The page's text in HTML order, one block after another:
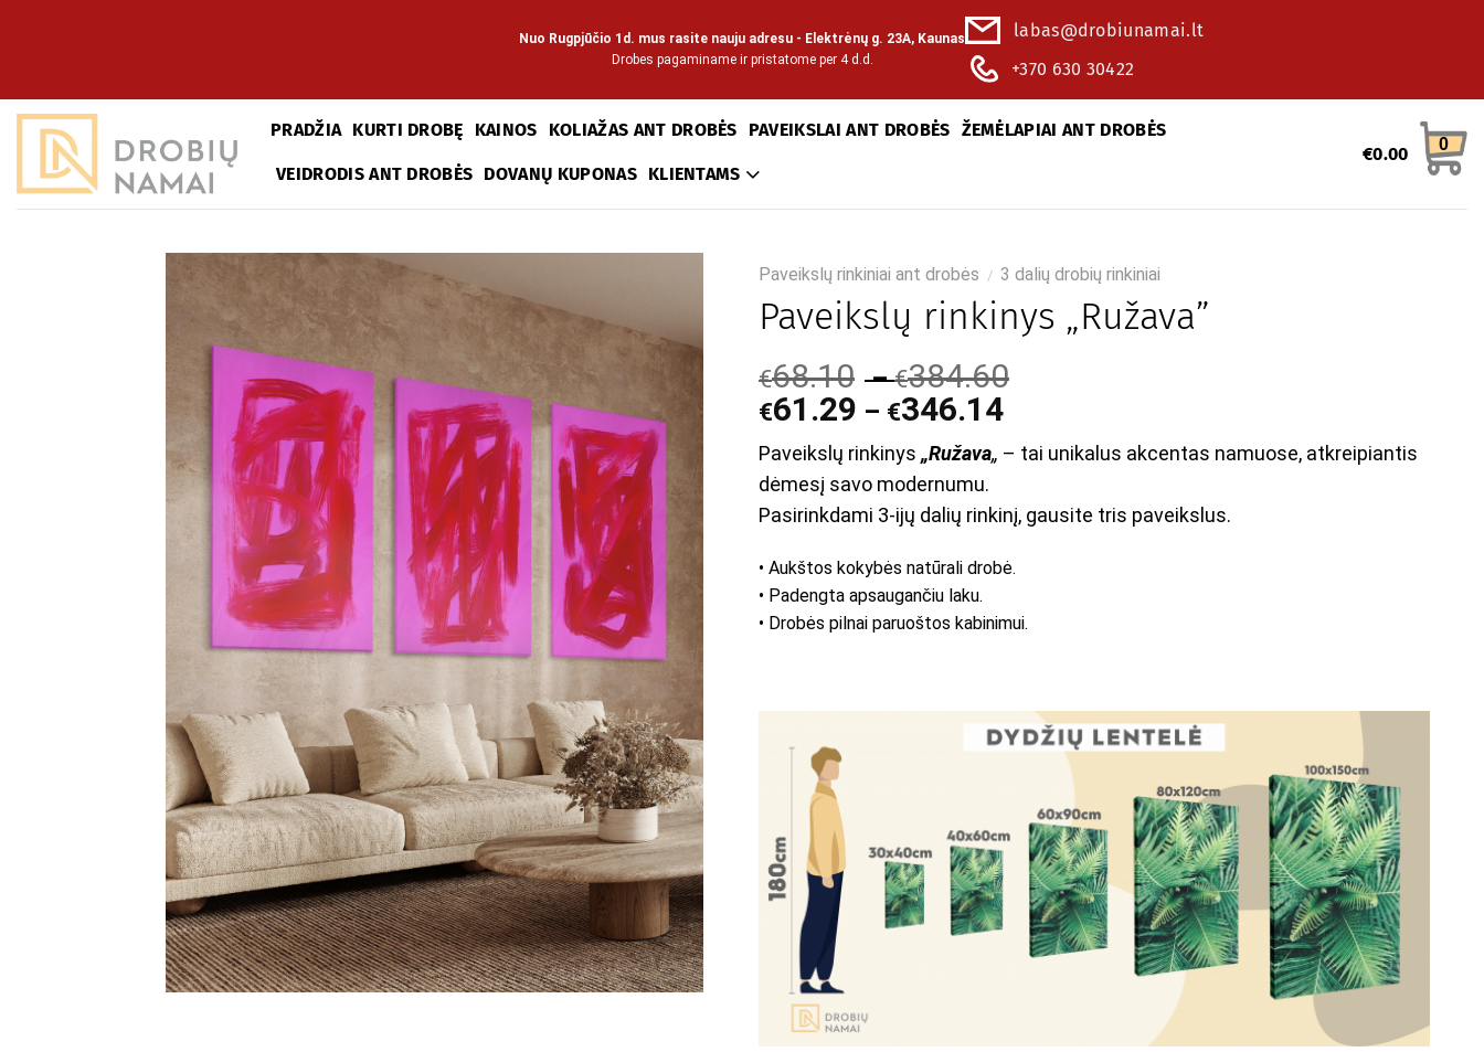
Nuo Rugpjūčio 1d. mus rasite nauju adresu - Elektrėnų g. 23A, Kaunas
Drobes pagaminame ir pristatome per 4 d.d.
labas@drobiunamai.lt
+370 630 30422
PRADŽIA KURTI DROBĘ KAINOS KOLIAŽAS ANT DROBĖS PAVEIKSLAI ANT DROBĖS ŽEMĖLAPIAI ANT DROBĖS
VEIDRODIS ANT DROBĖS DOVANŲ KUPONAS KLIENTAMS
€0.00 0
Paveikslų rinkiniai ant drobės / 3 dalių drobių rinkiniai
Paveikslų rinkinys „Ružava”
€68.10 –€384.60
€61.29 – €346.14
Paveikslų rinkinys „Ružava„ – tai unikalus akcentas namuose, atkreipiantis
dėmesį savo modernumu.
Pasirinkdami 3-ijų dalių rinkinį, gausite tris paveikslus.
• Aukštos kokybės natūrali drobė.
• Padengta apsaugančiu laku.
• Drobės pilnai paruoštos kabinimui.